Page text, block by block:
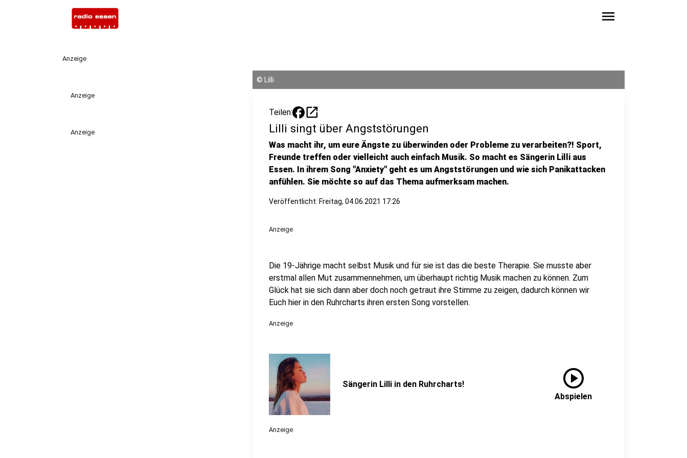
menu
Anzeige
Anzeige
Anzeige
© Lilli
Teilen: open_in_new
Lilli singt über Angststörungen
Was macht ihr, um eure Ängste zu überwinden oder Probleme zu verarbeiten?! Sport,
Freunde treffen oder vielleicht auch einfach Musik. So macht es Sängerin Lilli aus
Essen. In ihrem Song "Anxiety" geht es um Angststörungen und wie sich Panikattacken
anfühlen. Sie möchte so auf das Thema aufmerksam machen.
Veröffentlicht: Freitag, 04.06.2021 17:26
Anzeige
Die 19-Jährige macht selbst Musik und für sie ist das die beste Therapie. Sie musste aber
erstmal allen Mut zusammennehmen, um überhaupt richtig Musik machen zu können. Zum
Glück hat sie sich dann aber doch noch getraut ihre Stimme zu zeigen, dadurch können wir
Euch hier in den Ruhrcharts ihren ersten Song vorstellen.
Anzeige
Sängerin Lilli in den Ruhrcharts! play_circle
Abspielen
Anzeige